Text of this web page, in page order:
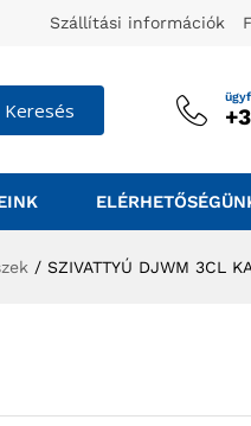
Szállítási információk
Keresés
/ SZIVATTYÚ DJWM 3CL